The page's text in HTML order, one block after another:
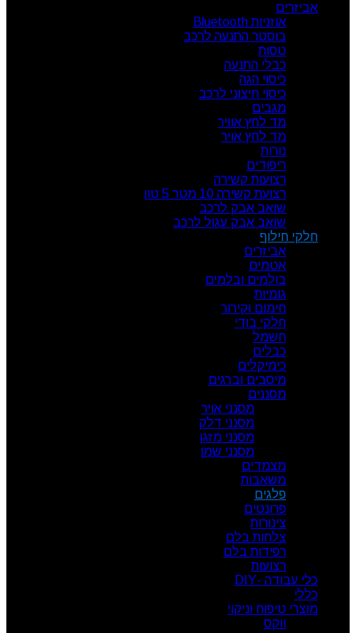
אביזרים
אוזניות Bluetooth
בוסטר התנעה לרכב
טסות
כבלי התנעה
כיסוי הגה
כיסוי חיצוני לרכב
מגבים
מד לחץ אוויר
מד לחץ אויר
נורות
ריפודים
רצועות קשירה
רצועת קשירה 10 מטר 5 טון
שואב אבק לרכב
שואב אבק עגול לרכב
חלקי חילוף
אביזרים
אטמים
בולמים ובלמים
גומיות
חימום וקירור
חלקי בודי
חשמל
כבלים
כימיקלים
מיסבים וברגים
מסננים
מסנני אויר
מסנני דלק
מסנני מזגן
מסנני שמן
מצמדים
משאבות
פלגים
פרונטים
צינורות
צלחות בלם
רפידות בלם
רצועות
כלי עבודה -DIY
כללי
מוצרי טיפוח וניקוי
ווקס